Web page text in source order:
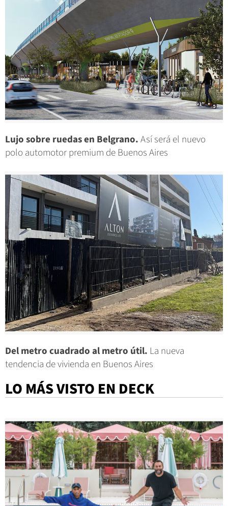
Lujo sobre ruedas en Belgrano.Así será el nuevo
polo automotor premium de Buenos Aires
Del metro cuadrado al metro útil. La nueva
tendencia de vivienda en Buenos Aires
LO MÁS VISTO EN DECK